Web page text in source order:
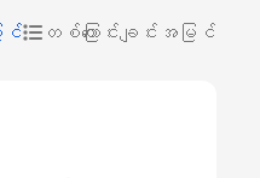
င် တစ်ကြောင်းချင်းအမြင်